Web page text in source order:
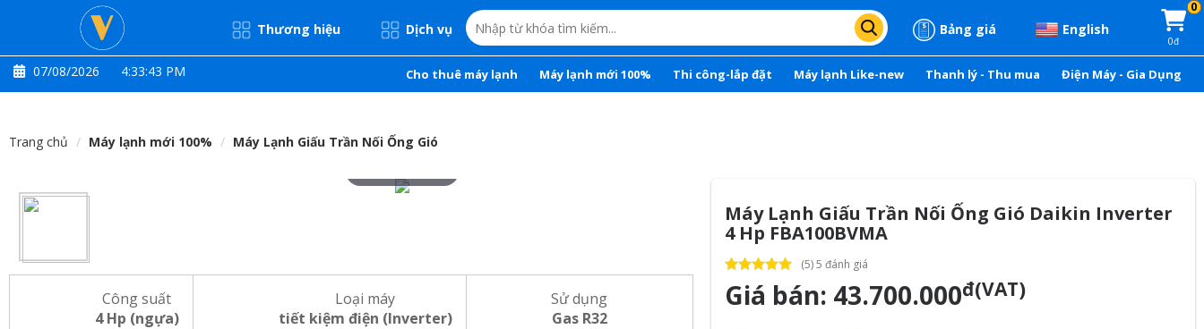
Thương hiệu Dịch vụ Bảng giá English
0
0đ
07/08/2026 4:33:44 PM Cho thuê máy lạnh Máy lạnh mới 100% Thi công-lắp đặt Máy lạnh Like-new Thanh lý - Thu mua Điện Máy - Gia Dụng
Trang chủ Máy lạnh mới 100% Máy Lạnh Giấu Trần Nối Ống Gió
Công suất
4 Hp (ngựa)
Loại máy
tiết kiệm điện (Inverter)
Sử dụng
Gas R32
Máy Lạnh Giấu Trần Nối Ống Gió Daikin Inverter
4 Hp FBA100BVMA
(5) 5 đánh giá
Giá bán: 43.700.000đ(VAT)